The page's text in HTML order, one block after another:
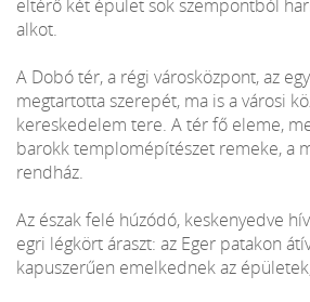
eltérő két épület sok szempontból
alkot.
A Dobó tér, a régi városközpont, az
megtartotta szerepét, ma is a városi
kereskedelem tere. A tér fő eleme,
barokk templomépítészet remeke, a
rendház.
Az észak felé húzódó, keskenyedve
egri légkört áraszt: az Eger patakon
kapuszerűen emelkednek az